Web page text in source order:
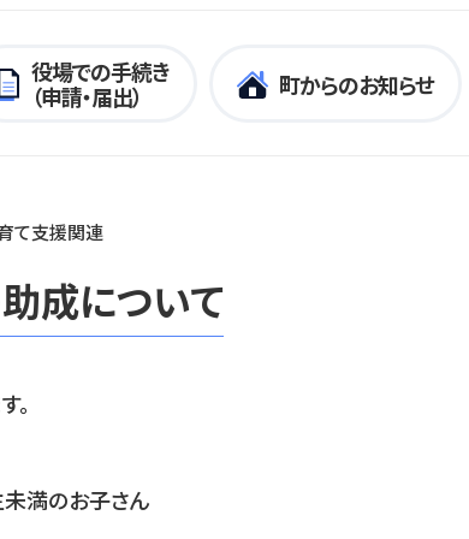
役場での手続き
（申請・届出）
町からのお知らせ
て支援関連
成について
。
満のお子さん